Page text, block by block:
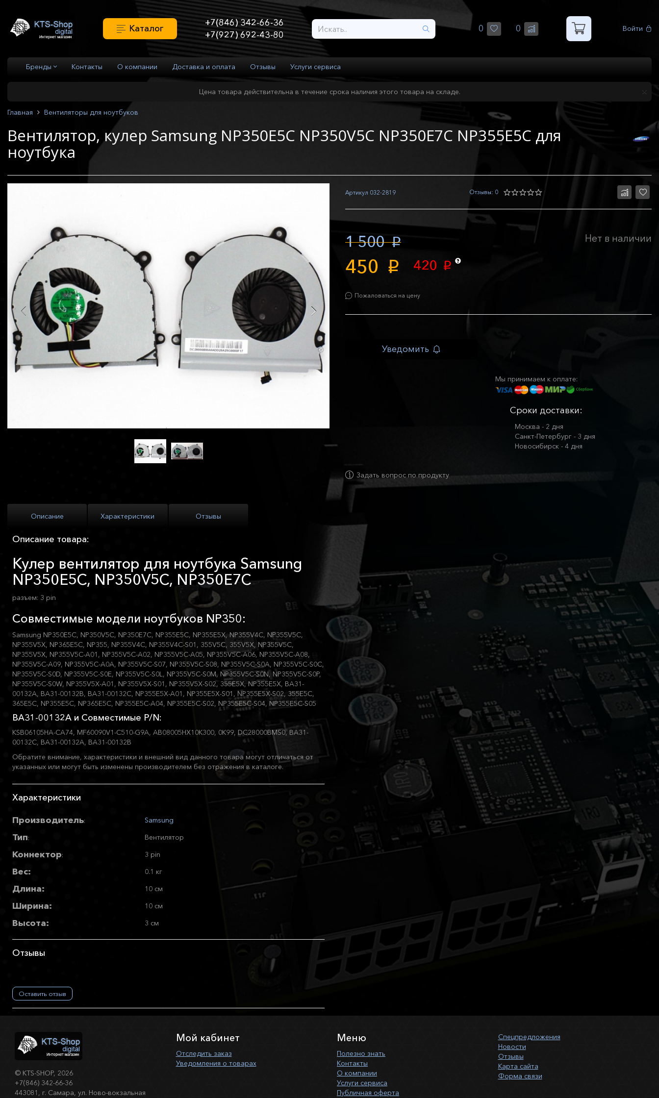
Каталог
+7(846) 342-66-36
+7(927) 692-43-80
0 0 Войти
Бренды Контакты О компании Доставка и оплата Отзывы Услуги сервиса
Цена товара действительна в течение срока наличия этого товара на складе.
Главная Вентиляторы для ноутбуков
Вентилятор, кулер Samsung NP350E5C NP350V5C NP350E7C NP355E5C для
ноутбука
Артикул 032-2819 Отзывы: 0
1 500 p
450 p 420 p
Пожаловаться на цену
Нет в наличии
Уведомить
Мы принимаем к оплате:
Сроки доставки:
Москва - 2 дня
Санкт-Петербург - 3 дня
Новосибирск - 4 дня
Задать вопрос по продукту
Описание Характеристики Отзывы
Описание товара:
Кулер вентилятор для ноутбука Samsung
NP350E5C, NP350V5C, NP350E7C
разъем: 3 pin
Совместимые модели ноутбуков NP350:
Samsung NP350E5C, NP350V5C, NP350E7C, NP355E5C, NP355E5X, NP355V4C, NP355V5C,
NP355V5X, NP365E5C, NP355, NP355V4C, NP355V4C-S01, 355V5C, 355V5X, NP355V5C,
NP355V5X, NP355V5C-A01, NP355V5C-A02, NP355V5C-A05, NP355V5C-A06, NP355V5C-A08,
NP355V5C-A09, NP355V5C-A0A, NP355V5C-S07, NP355V5C-S08, NP355V5C-S0A, NP355V5C-S0C,
NP355V5C-S0D, NP355V5C-S0E, NP355V5C-S0L, NP355V5C-S0M, NP355V5C-S0N, NP355V5C-S0P,
NP355V5C-S0W, NP355V5X-A01, NP355V5X-S01, NP355V5X-S02, 355E5X, NP355E5X, BA31-
00132A, BA31-00132B, BA31-00132C, NP355E5X-A01, NP355E5X-S01, NP355E5X-S02, 355E5C,
365E5C, NP355E5C, NP365E5C, NP355E5C-A04, NP355E5C-S02, NP355E5C-S04, NP355E5C-S05
BA31-00132A и Совместимые P/N:
KSB06105HA-CA74, MF60090V1-C510-G9A, AB08005HX10K300, 0K99, DC28000BMS0, BA31-
00132C, BA31-00132A, BA31-00132B
Обратите внимание, характеристики и внешний вид данного товара могут отличаться от
указанных или могут быть изменены производителем без отражения в каталоге.
Характеристики
Производитель: Samsung
Тип: Вентилятор
Коннектор: 3 pin
Вес: 0.1 кг
Длина: 10 см
Ширина: 10 см
Высота: 3 см
Отзывы
Оставить отзыв
© KTS-SHOP, 2026
+7(846) 342-66-36
443081, г. Самара, ул. Ново-вокзальная
Мой кабинет
Отследить заказ
Уведомления о товарах
Меню
Полезно знать
Контакты
О компании
Услуги сервиса
Публичная оферта
Спецпредложения
Новости
Отзывы
Карта сайта
Форма связи